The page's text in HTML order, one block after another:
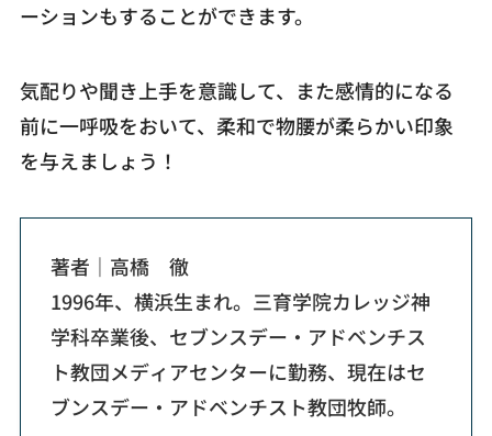
ーションもすることができます。
気配りや聞き上手を意識して、また感情的になる
前に一呼吸をおいて、柔和で物腰が柔らかい印象
を与えましょう！
著者｜高橋 徹
1996年、横浜生まれ。三育学院カレッジ神
学科卒業後、セブンスデー・アドベンチス
ト教団メディアセンターに勤務、現在はセ
ブンスデー・アドベンチスト教団牧師。